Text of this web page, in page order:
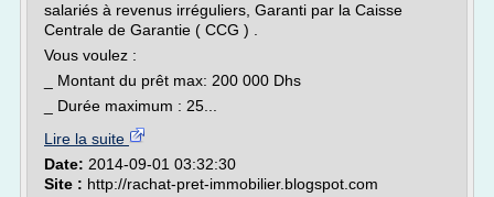
salariés à revenus irréguliers, Garanti par la Caisse
Centrale de Garantie ( CCG ) .
Vous voulez :
_ Montant du prêt max: 200 000 Dhs
_ Durée maximum : 25...
Lire la suite
Date: 2014-09-01 03:32:30
Site : http://rachat-pret-immobilier.blogspot.com